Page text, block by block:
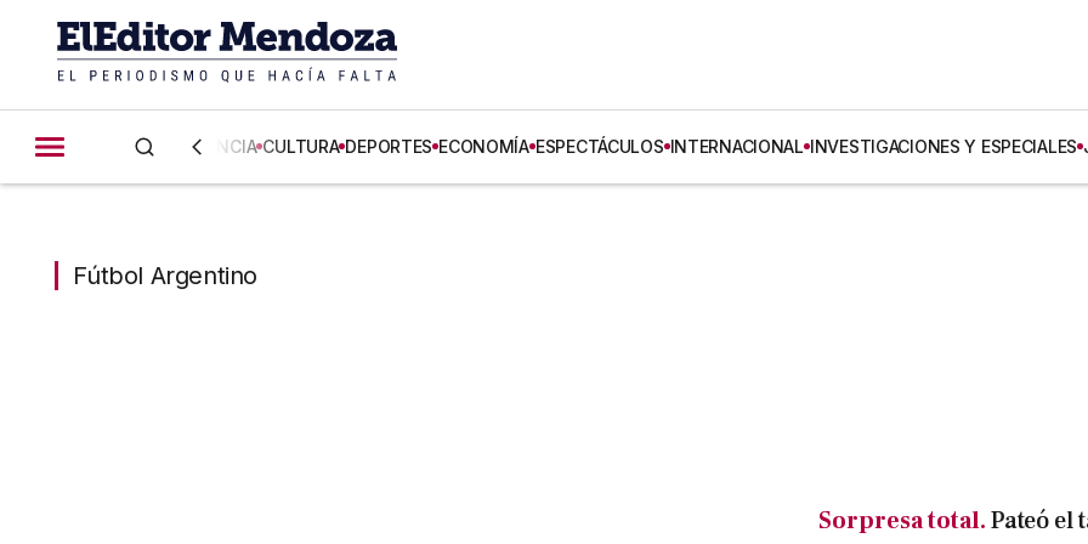
CIENCIA CULTURA DEPORTES ECONOMÍA ESPECTÁCULOS INTERNACIONAL INVESTIGACIONES Y ESPECIALES
Fútbol Argentino
Sorpresa total.Pateó el